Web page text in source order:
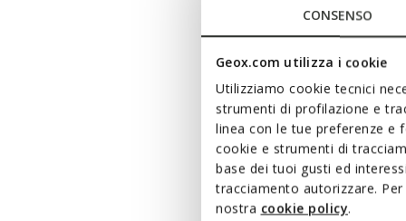
CONSENSO
Geox.com utilizza i cookie
Utilizziamo cookie tecnici
strumenti di profilazione e
linea con le tue preferenze e
cookie e strumenti di
base dei tuoi gusti ed
tracciamento autorizzare.
nostra cookie policy.
PG1X
155,00€